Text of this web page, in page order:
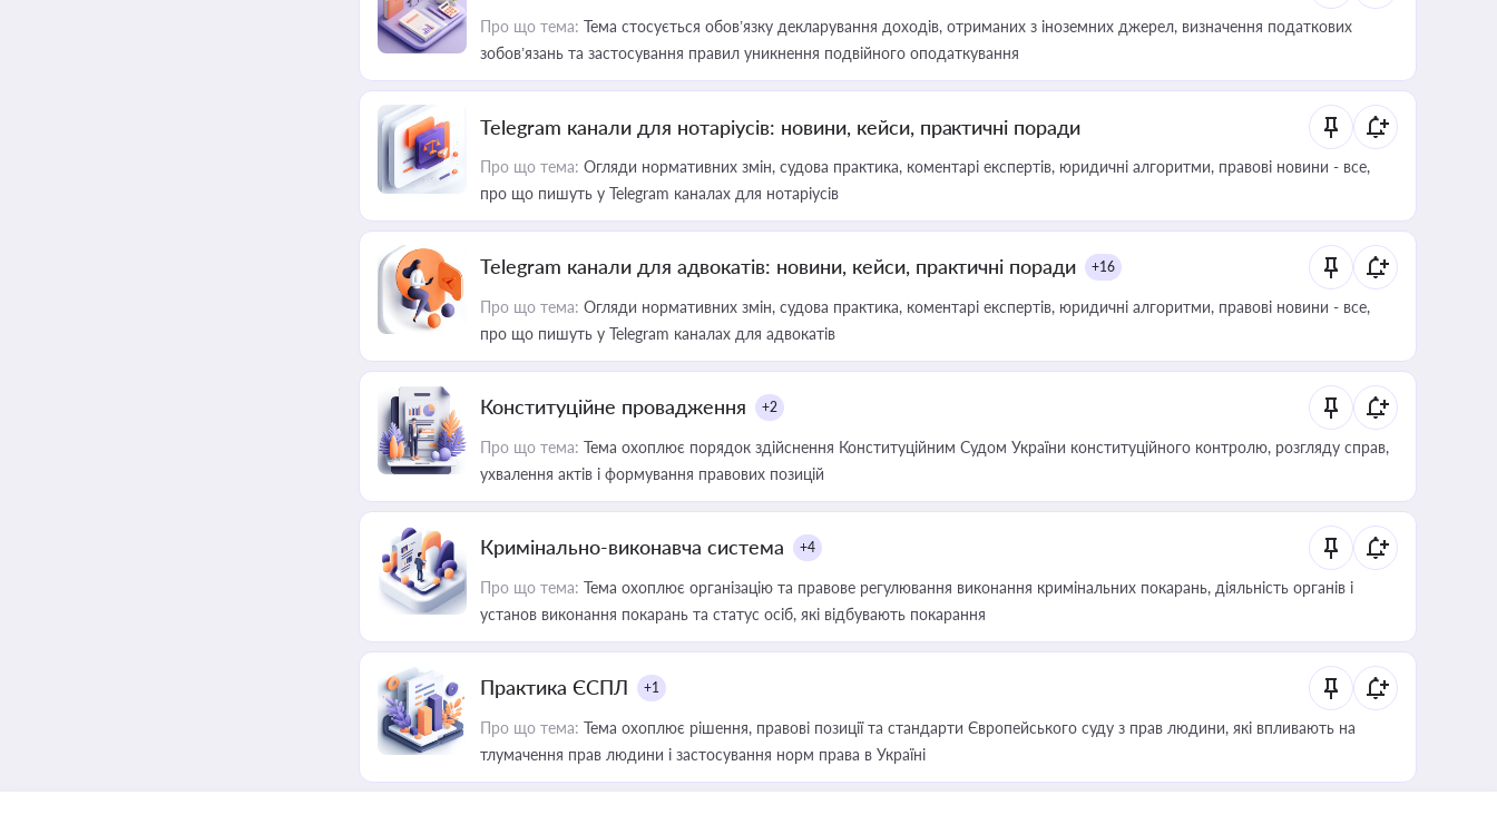
Про що тема: Тема стосується обов’язку декларування доходів, отриманих з іноземних джерел, визначення податкових
зобов’язань та застосування правил уникнення подвійного оподаткування
Telegram канали для нотаріусів: новини, кейси, практичні поради
Про що тема: Огляди нормативних змін, судова практика, коментарі експертів, юридичні алгоритми, правові новини - все,
про що пишуть у Telegram каналах для нотаріусів
Telegram канали для адвокатів: новини, кейси, практичні поради +16
Про що тема: Огляди нормативних змін, судова практика, коментарі експертів, юридичні алгоритми, правові новини - все,
про що пишуть у Telegram каналах для адвокатів
Конституційне провадження +2
Про що тема: Тема охоплює порядок здійснення Конституційним Судом України конституційного контролю, розгляду справ,
ухвалення актів і формування правових позицій
Кримінально-виконавча система +4
Про що тема: Тема охоплює організацію та правове регулювання виконання кримінальних покарань, діяльність органів і
установ виконання покарань та статус осіб, які відбувають покарання
Практика ЄСПЛ +1
Про що тема: Тема охоплює рішення, правові позиції та стандарти Європейського суду з прав людини, які впливають на
тлумачення прав людини і застосування норм права в Україні